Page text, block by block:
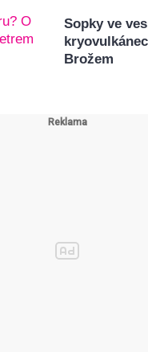
Sopky ve
Brožem